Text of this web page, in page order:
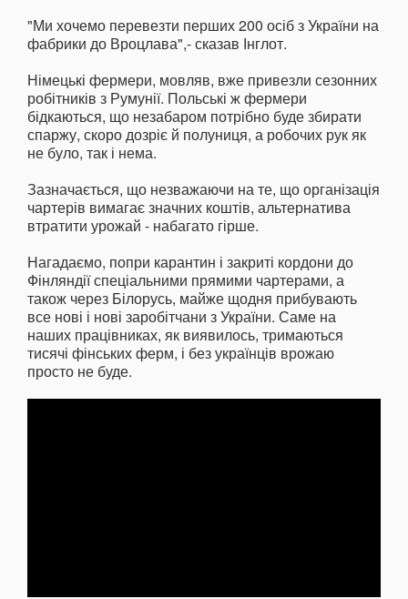
"Ми хочемо перевезти перших 200 осіб з України на
фабрики до Вроцлава",- сказав Інглот.
Німецькі фермери, мовляв, вже привезли сезонних
робітників з Румунії. Польські ж фермери
бідкаються, що незабаром потрібно буде збирати
спаржу, скоро дозріє й полуниця, а робочих рук як
не було, так і нема.
Зазначається, що незважаючи на те, що організація
чартерів вимагає значних коштів, альтернатива
втратити урожай - набагато гірше.
Нагадаємо, попри карантин і закриті кордони до
Фінляндії спеціальними прямими чартерами, а
також через Білорусь, майже щодня прибувають
все нові і нові заробітчани з України. Саме на
наших працівниках, як виявилось, тримаються
тисячі фінських ферм, і без українців врожаю
просто не буде.